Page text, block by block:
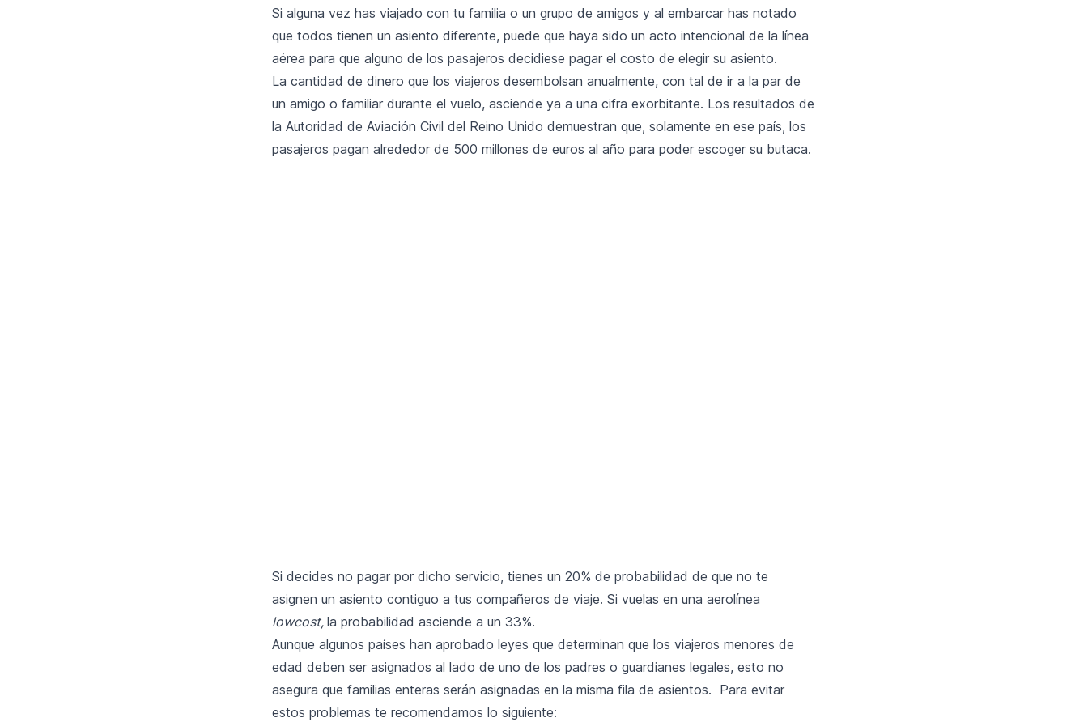
Si alguna vez has viajado con tu familia o un grupo de amigos y al embarcar has notado
que todos tienen un asiento diferente, puede que haya sido un acto intencional de la línea
aérea para que alguno de los pasajeros decidiese pagar el costo de elegir su asiento.
La cantidad de dinero que los viajeros desembolsan anualmente, con tal de ir a la par de
un amigo o familiar durante el vuelo, asciende ya a una cifra exorbitante. Los resultados de
la Autoridad de Aviación Civil del Reino Unido demuestran que, solamente en ese país, los
pasajeros pagan alrededor de 500 millones de euros al año para poder escoger su butaca.
Si decides no pagar por dicho servicio, tienes un 20% de probabilidad de que no te
asignen un asiento contiguo a tus compañeros de viaje. Si vuelas en una aerolínea
lowcost, la probabilidad asciende a un 33%.
Aunque algunos países han aprobado leyes que determinan que los viajeros menores de
edad deben ser asignados al lado de uno de los padres o guardianes legales, esto no
asegura que familias enteras serán asignadas en la misma fila de asientos. Para evitar
estos problemas te recomendamos lo siguiente: